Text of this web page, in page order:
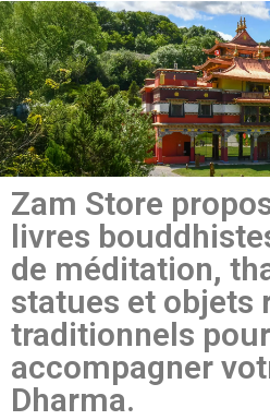
Zam Store
livres
de méditation,
statues et objets
traditionnels pour
accompagner
Dharma.